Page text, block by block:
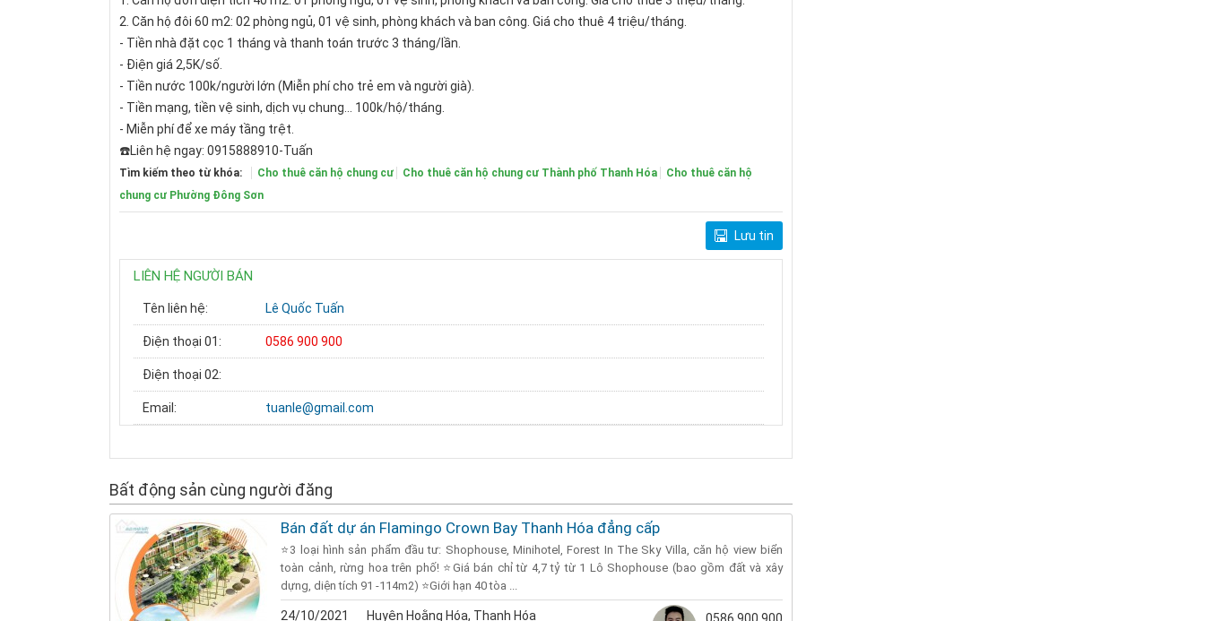
2. Căn hộ đôi 60 m2: 02 phòng ngủ, 01 vệ sinh, phòng khách và ban công. Giá cho thuê 4 triệu/tháng.
- Tiền nhà đặt cọc 1 tháng và thanh toán trước 3 tháng/lần.
- Điện giá 2,5K/số.
- Tiền nước 100k/người lớn (Miễn phí cho trẻ em và người già).
- Tiền mạng, tiền vệ sinh, dịch vụ chung... 100k/hộ/tháng.
- Miễn phí để xe máy tầng trệt.
☎️Liên hệ ngay: 0915888910-Tuấn
Tìm kiếm theo từ khóa: Cho thuê căn hộ chung cư Cho thuê căn hộ chung cư Thành phố Thanh Hóa
Cho thuê căn hộ
chung cư Phường Đông Sơn
Lưu tin
LIÊN HỆ NGƯỜI BÁN
Tên liên hệ: Lê Quốc Tuấn
Điện thoại 01: 0586 900 900
Điện thoại 02:
Email: tuanle@gmail.com
Bất động sản cùng người đăng
Bán đất dự án Flamingo Crown Bay Thanh Hóa đẳng cấp
⭐️3 loại hình sản phẩm đầu tư: Shophouse, Minihotel, Forest In The Sky Villa, căn hộ view biển
toàn cảnh, rừng hoa trên phố! ⭐️Giá bán chỉ từ 4,7 tỷ từ 1 Lô Shophouse (bao gồm đất và xây
dựng, diện tích 91 -114m2) ⭐️Giới hạn 40 tòa ...
24/10/2021 Huyện Hoằng Hóa, Thanh Hóa